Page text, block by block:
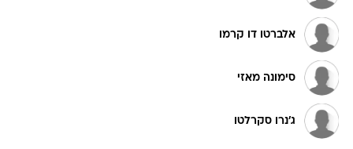
אלברטו דו קרמו
סימונה מאזי
ג'נרו סקרלטו